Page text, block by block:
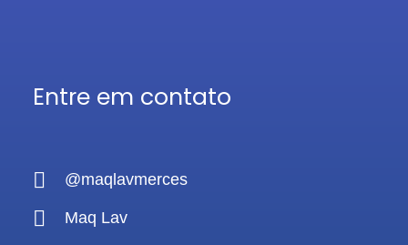
Entre em contato
@maqlavmerces
Maq Lav